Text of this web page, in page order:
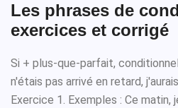
Les phrases de
exercices et corrigé
Si + plus-que-parfait,
n'étais pas arrivé en retard,
Exercice 1. Exemples : Ce matin,